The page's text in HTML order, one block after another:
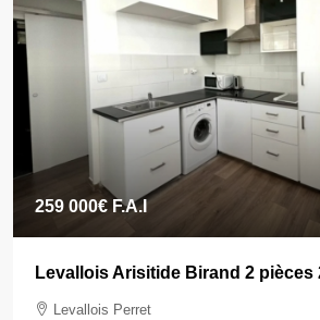
259 000€ F.A.I
Levallois Arisitide Birand 2 pièces
Levallois Perret